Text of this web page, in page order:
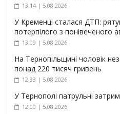
13:14 | 5.08.2026
У Кременці сталася ДТП:
потерпілого з понівеченого
13:09 | 5.08.2026
На Тернопільщині чоловік
понад 220 тисяч гривень
12:33 | 5.08.2026
У Тернополі патрульні
12:00 | 5.08.2026